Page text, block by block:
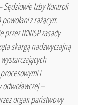
Izby Kontroli
z rażącym
IKNiSP zasady
skargą nadzwyczajną
i
–
organ państwowy